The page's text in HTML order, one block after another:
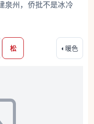
泉州，侨批不是冰冷
松 ◐ 暖色